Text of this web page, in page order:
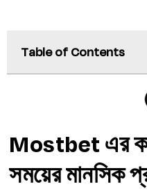
Table of Contents
Mostbet এর
সময়ের মানসিক